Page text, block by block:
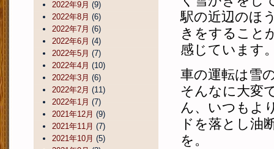
駅の近辺のほ
きをすること
感じています
車の運転は雪
そんなに大変
ん、いつもよ
ドを落とし油
を。
2022年9月 (9)
2022年8月 (6)
2022年7月 (6)
2022年6月 (4)
2022年5月 (7)
2022年4月 (10)
2022年3月 (6)
2022年2月 (11)
2022年1月 (7)
2021年12月 (9)
2021年11月 (7)
2021年10月 (5)